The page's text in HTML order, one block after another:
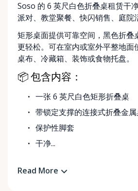
Soso 的 6 英尺白色折叠桌租赁干
派对、教堂聚餐、快闪销售、庭院
矩形桌面提供可靠空间，黑色折叠
更轻松。可在室内或室外平整地面
桌布、冷藏箱、装饰或食物托盘。
📦 包含内容：
一张 6 英尺白色矩形折叠桌
带锁定支撑的连接式折叠金
保护性脚套
干净...
Read More